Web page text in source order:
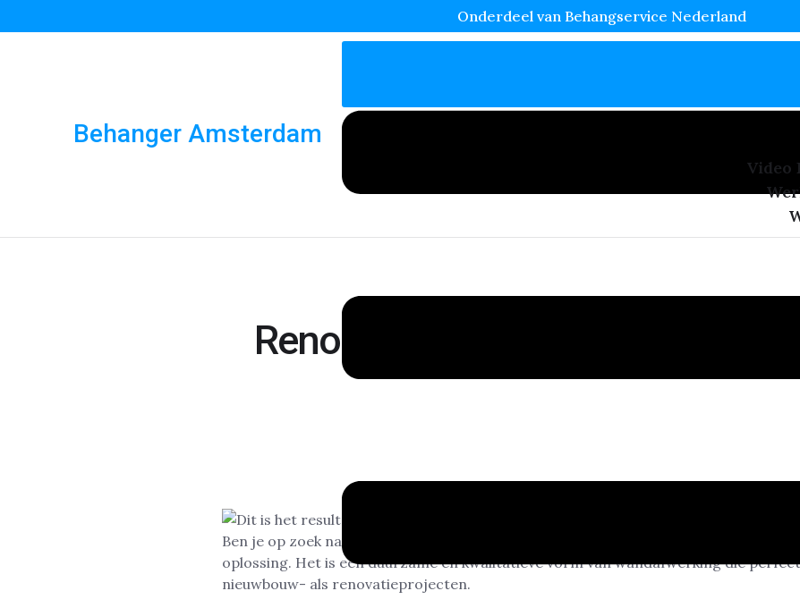
Onderdeel van Behangservice Nederland
Behanger Amsterdam
Video
Renostuc Voor Nieuwbouw In
Ben je op zoek naar een strakke en moderne afwerking voor je muren in
oplossing. Het is een duurzame en kwalitatieve vorm van wandafwerking die
nieuwbouw- als renovatieprojecten.